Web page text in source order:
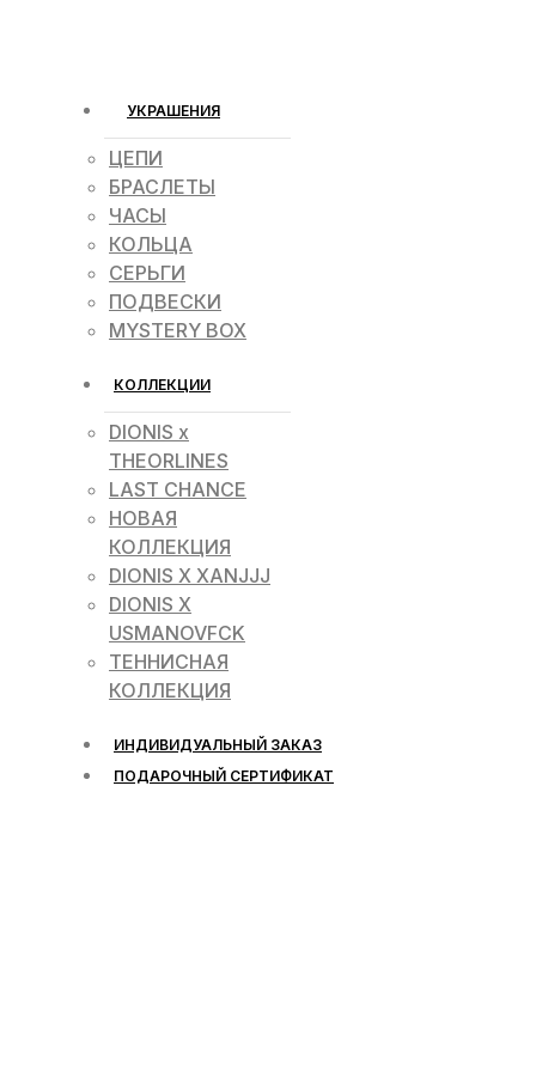
УКРАШЕНИЯ
ЦЕПИ
БРАСЛЕТЫ
ЧАСЫ
КОЛЬЦА
СЕРЬГИ
ПОДВЕСКИ
MYSTERY BOX
КОЛЛЕКЦИИ
DIONIS x
THEORLINES
LAST CHANCE
НОВАЯ
КОЛЛЕКЦИЯ
DIONIS X XANJJJ
DIONIS X
USMANOVFCK
ТЕННИСНАЯ
КОЛЛЕКЦИЯ
ИНДИВИДУАЛЬНЫЙ ЗАКАЗ
ПОДАРОЧНЫЙ СЕРТИФИКАТ